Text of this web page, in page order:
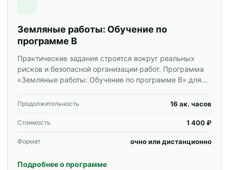
Земляные работы: Обучение по
программе В
Практические задания строятся вокруг реальных
рисков и безопасной организации работ. Программа
«Земляные работы: Обучение по программе В» для
Продолжительность 16 ак. часов
Стоимость 1 400 ₽
Формат очно или дистанционно
Подробнее о программе